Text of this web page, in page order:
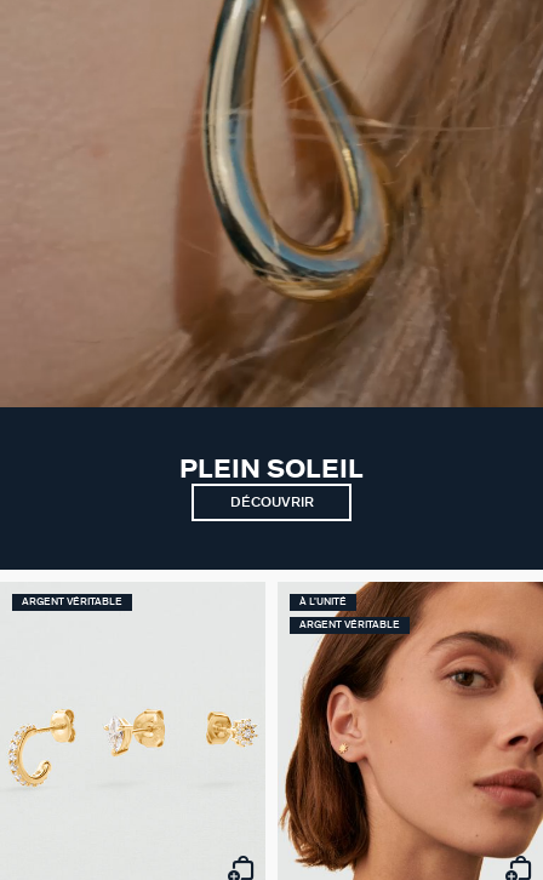
PLEIN SOLEIL
DÉCOUVRIR
ARGENT VÉRITABLE À L'UNITÉ
ARGENT VÉRITABLE